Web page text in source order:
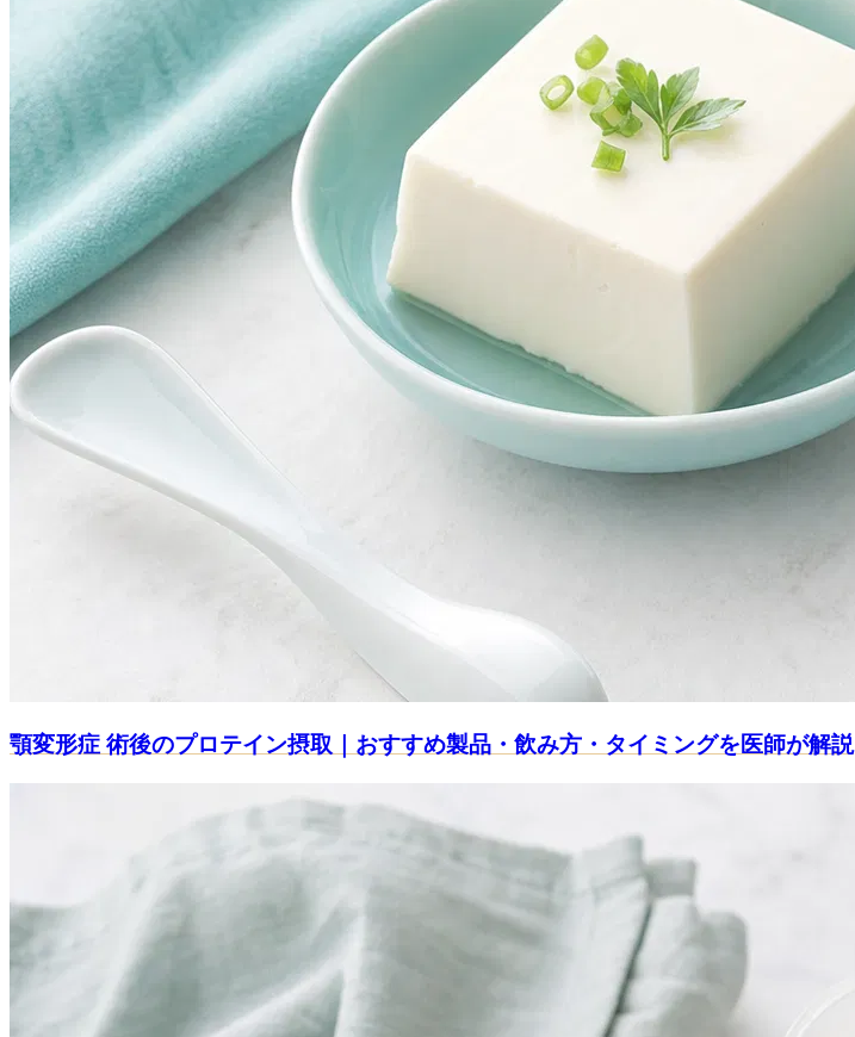
顎変形症 術後のプロテイン摂取｜おすすめ製品・飲み方・タイミングを医師が解説